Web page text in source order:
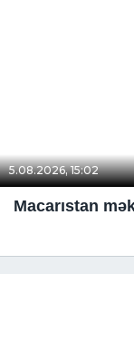
5.08.2026, 15:02
Macarıstan